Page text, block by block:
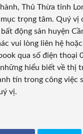
Thủ Thừa tỉnh
trọng tâm. Quý vị
động sản huyện
vui lòng liên hệ
qua số điện thoại
hiểu biết về thị
tín trong công việc
vị.